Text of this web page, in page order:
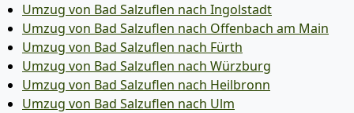
Umzug von Bad Salzuflen nach Ingolstadt
Umzug von Bad Salzuflen nach Offenbach am Main
Umzug von Bad Salzuflen nach Fürth
Umzug von Bad Salzuflen nach Würzburg
Umzug von Bad Salzuflen nach Heilbronn
Umzug von Bad Salzuflen nach Ulm